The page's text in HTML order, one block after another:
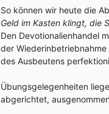
So können wir heute die
Geld im Kasten klingt, die
Den Devotionalienhandel
der
des Ausbeutens
Übungsgelegenheiten
abgerichtet,